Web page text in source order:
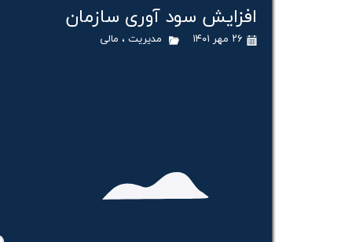
برنامه جامع توسعه
مشاوره کسب و کار درافزایش سود آوری سازمان
۲۶ مهر ۱۴۰۱ مدیریت ، مالی